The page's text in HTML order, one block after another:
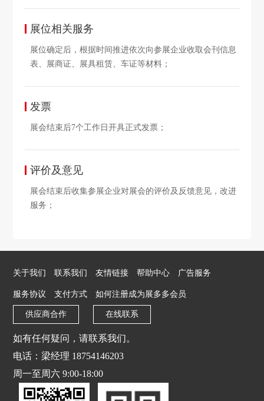
展位相关服务
展位确定后，根据时间推进依次向参展企业收取会刊信息
表、展商证、展具租赁、车证等材料；
发票
展会结束后7个工作日开具正式发票；
评价及意见
展会结束后收集参展企业对展会的评价及反馈意见，改进
服务；
关于我们 联系我们 友情链接 帮助中心 广告服务
服务协议 支付方式 如何注册成为展多多会员
供应商合作 在线联系
如有任何疑问，请联系我们。
电话：梁经理 18754146203
周一至周六 9:00-18:00